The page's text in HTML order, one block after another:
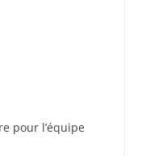
pour l’équipe